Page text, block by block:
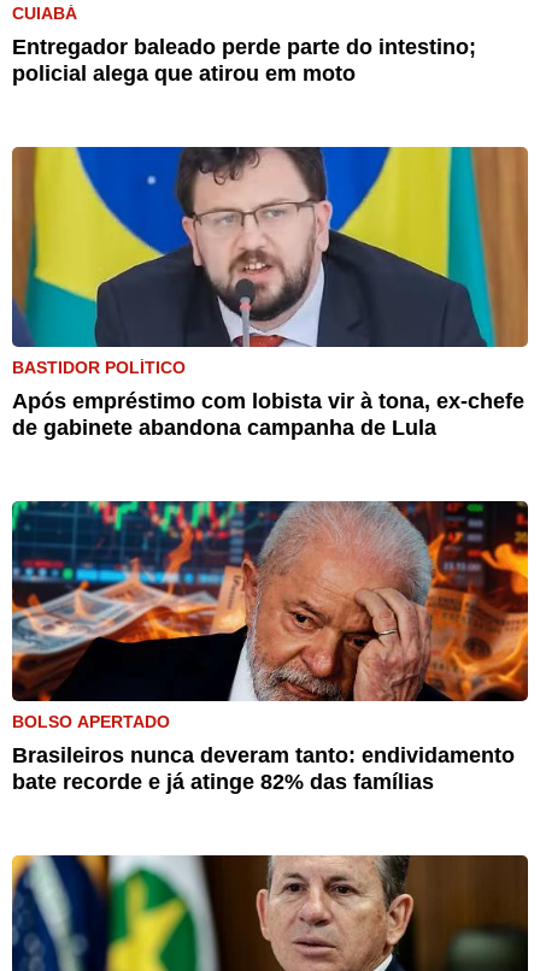
CUIABÁ
Entregador baleado perde parte do intestino;
policial alega que atirou em moto
BASTIDOR POLÍTICO
Após empréstimo com lobista vir à tona, ex-chefe
de gabinete abandona campanha de Lula
BOLSO APERTADO
Brasileiros nunca deveram tanto: endividamento
bate recorde e já atinge 82% das famílias